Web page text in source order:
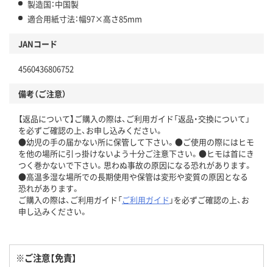
製造国：中国製
適合用紙寸法：幅97×高さ85mm
JANコード
4560436806752
備考（ご注意）
【返品について】ご購入の際は、ご利用ガイド「返品・交換について」
を必ずご確認の上、お申し込みください。
●幼児の手の届かない所に保管して下さい。●ご使用の際にはヒモ
を他の場所に引っ掛けないよう十分ご注意下さい。●ヒモは首にき
つく巻かないで下さい。思わぬ事故の原因になる恐れがあります。
●高温多湿な場所での長期使用や保管は変形や変質の原因となる
恐れがあります。
ご購入の際は、ご利用ガイド「ご利用ガイド 」を必ずご確認の上、お
申し込みください。
※ご注意【免責】